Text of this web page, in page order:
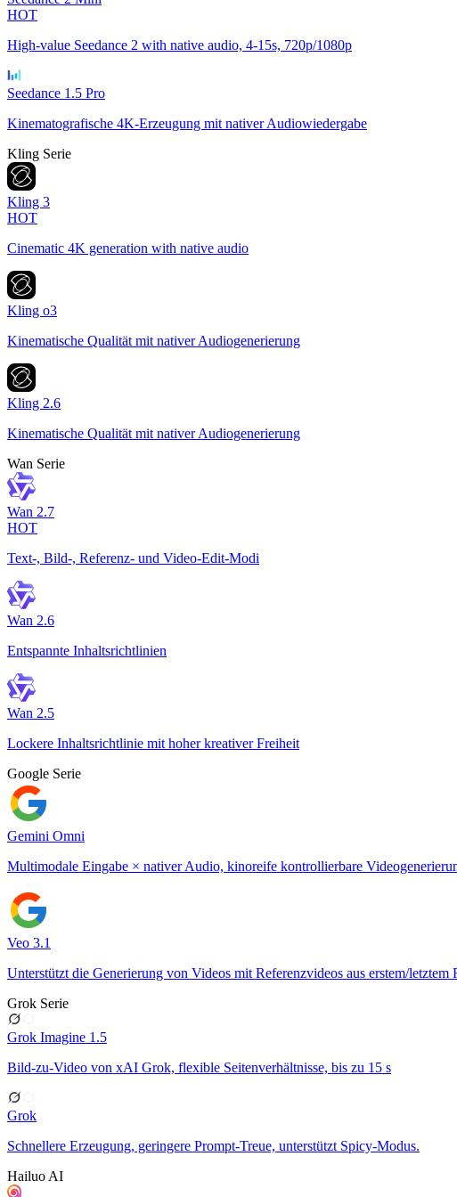
HOT
High-value Seedance 2 with native audio, 4-15s, 720p/1080p
Seedance 1.5 Pro
Kinematografische 4K-Erzeugung mit nativer Audiowiedergabe
Kling Serie
Kling 3
HOT
Cinematic 4K generation with native audio
Kling o3
Kinematische Qualität mit nativer Audiogenerierung
Kling 2.6
Kinematische Qualität mit nativer Audiogenerierung
Wan Serie
Wan 2.7
HOT
Text-, Bild-, Referenz- und Video-Edit-Modi
Wan 2.6
Entspannte Inhaltsrichtlinien
Wan 2.5
Lockere Inhaltsrichtlinie mit hoher kreativer Freiheit
Google Serie
Gemini Omni
Multimodale Eingabe × nativer Audio, kinoreife kontrollierbare
Veo 3.1
Unterstützt die Generierung von Videos mit Referenzvideos aus erstem/
Grok Serie
Grok Imagine 1.5
Bild-zu-Video von xAI Grok, flexible Seitenverhältnisse, bis zu 15 s
Grok
Schnellere Erzeugung, geringere Prompt-Treue, unterstützt Spicy-Modus.
Hailuo AI